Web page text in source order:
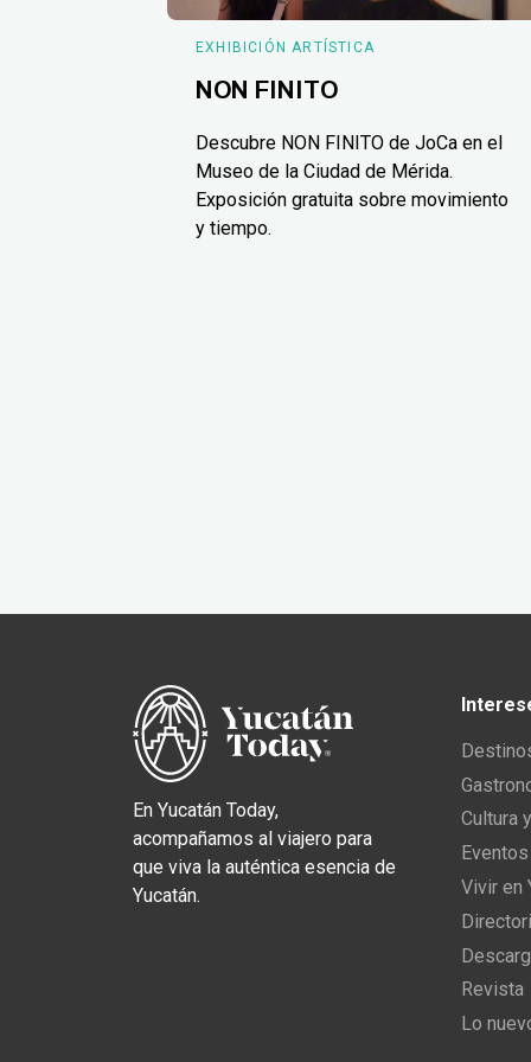
EXHIBICIÓN ARTÍSTICA
NON FINITO
Descubre NON FINITO de JoCa en el
Museo de la Ciudad de Mérida.
Exposición gratuita sobre movimiento
y tiempo.
En Yucatán Today,
acompañamos al viajero para
que viva la auténtica esencia de
Yucatán.
Cultura
Vivir en
Revista
Lo